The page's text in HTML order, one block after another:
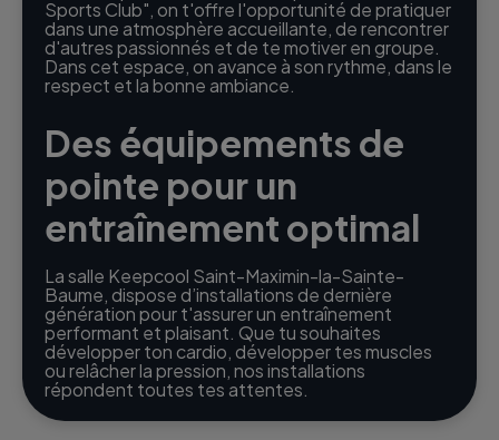
Sports Club", on t'offre l'opportunité de pratiquer
dans une atmosphère accueillante, de rencontrer
d'autres passionnés et de te motiver en groupe.
Dans cet espace, on avance à son rythme, dans le
respect et la bonne ambiance.
Des équipements de
pointe pour un
entraînement optimal
La salle Keepcool Saint-Maximin-la-Sainte-
Baume, dispose d’installations de dernière
génération pour t'assurer un entraînement
performant et plaisant. Que tu souhaites
développer ton cardio, développer tes muscles
ou relâcher la pression, nos installations
répondent toutes tes attentes.